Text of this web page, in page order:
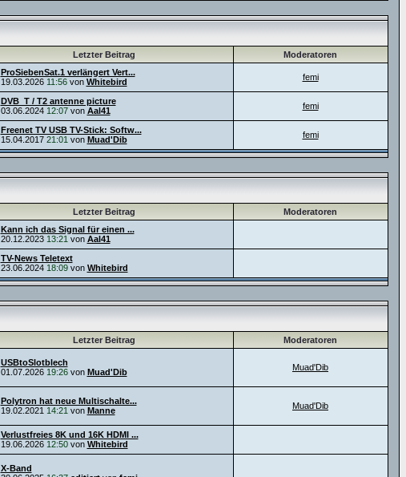
Letzter Beitrag Moderatoren
ProSiebenSat.1 verlängert Vert...
19.03.2026 11:56von Whitebird femi
DVB_T / T2 antenne picture
03.06.2024 12:07von Aal41 femi
Freenet TV USB TV-Stick: Softw...
15.04.2017 21:01 von Muad'Dib femi
Letzter Beitrag Moderatoren
Kann ich das Signal für einen ...
20.12.2023 13:21 von Aal41
TV-News Teletext
23.06.2024 18:09von Whitebird
Letzter Beitrag Moderatoren
USBtoSlotblech
01.07.2026 19:26von Muad'Dib Muad'Dib
Polytron hat neue Multischalte...
19.02.2021 14:21 von Manne Muad'Dib
Verlustfreies 8K und 16K HDMI ...
19.06.2026 12:50von Whitebird
X-Band